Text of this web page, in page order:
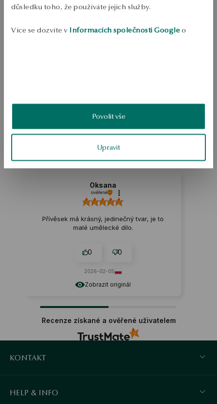
důsledku toho, že používáte jejich služby.
Více se dozvíte v Informacích společnosti Google o
Povolit vše
Upravit
5.0
Založeno na
2hodnocení
Zobrazit originál
Oksana
ověřené
Přívěsek má krásný, jedinečný tvar, je to
malé umělecké dílo.
0 0
2026-02-05
Recenze získané a ověřené uživatelem
KONTAKT
HELP & INFO